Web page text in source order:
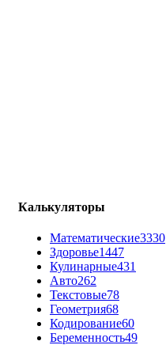
Калькуляторы
Математические3330
Здоровье1447
Кулинарные431
Авто262
Текстовые78
Геометрия68
Кодирование60
Беременность49